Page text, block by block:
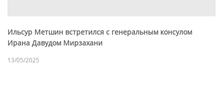
Ильсур Метшин встретился с генеральным консулом
Ирана Давудом Мирзахани
13/05/2025